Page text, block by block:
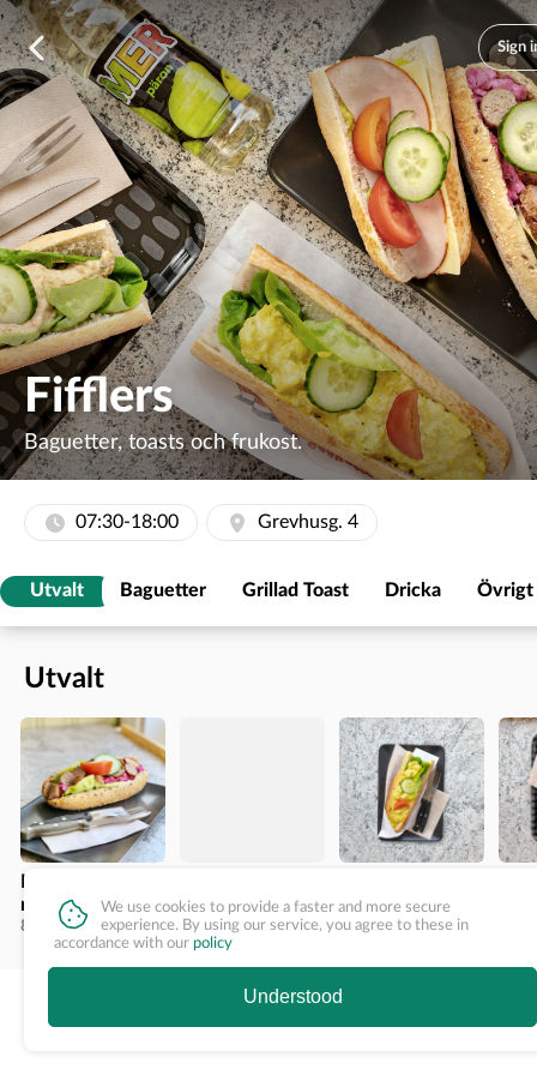
Sign
Fifflers
Baguetter, toasts och frukost.
07:30-18:00 Grevhusg. 4
Utvalt Baguetter Grillad Toast Dricka Övrigt
Utvalt
Köttbullar med
rödbetsallad
87,00 SEK
purjolöksröra-
baguette
87,00 SEK
med curry-
baguette
93,00 SEK
Baguetter
We use cookies to provide a faster and more secure
experience. By using our service, you agree to these in
accordance with our policy
Understood
,